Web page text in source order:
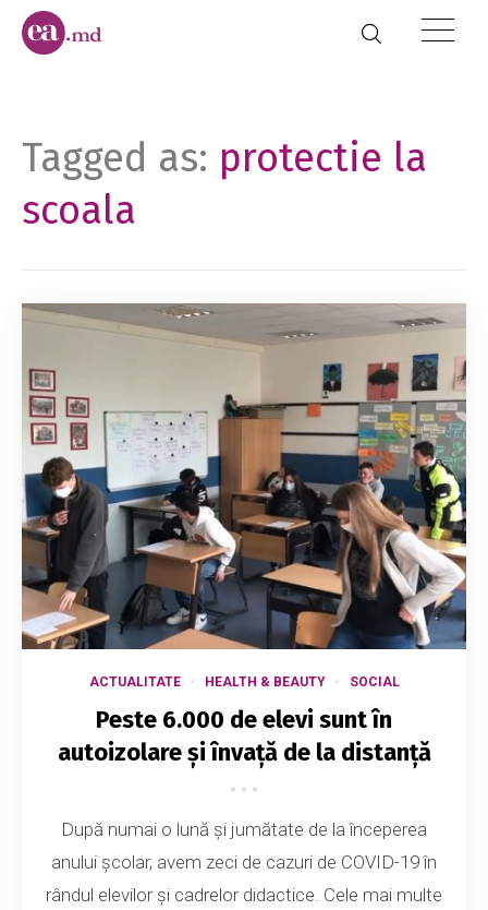
Tagged as: protectie la
scoala
ACTUALITATE HEALTH & BEAUTY SOCIAL
Peste 6.000 de elevi sunt în
autoizolare și învață de la distanță
După numai o lună și jumătate de la începerea
anului școlar, avem zeci de cazuri de COVID-19 în
rândul elevilor și cadrelor didactice. Cele mai multe